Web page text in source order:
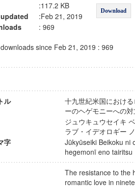
Download
:117.2 KB
:Feb 21, 2019
: 969
since Feb 21, 2019 : 969
ル
十九世紀米国におけ
ーのヘゲモニーへの
ジュウキュウセイキ
ラブ・イデオロギー
字
Jūkyūseiki Beikoku ni
hegemonī eno
The resistance to the
romantic love in